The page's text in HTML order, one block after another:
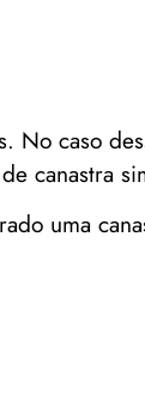
No caso
canastra
uma